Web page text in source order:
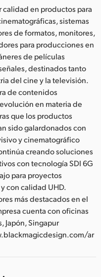
calidad en productos para
sistemas
de formatos, monitores,
para producciones en
de películas
destinados tanto
del cine y la televisión.
de contenidos
en materia de
que los productos
sido galardonados con
y cinematográfico
creando soluciones
con tecnología SDI 6G
para proyectos
con calidad UHD.
más destacados en el
cuenta con oficinas
Japón, Singapur
ar